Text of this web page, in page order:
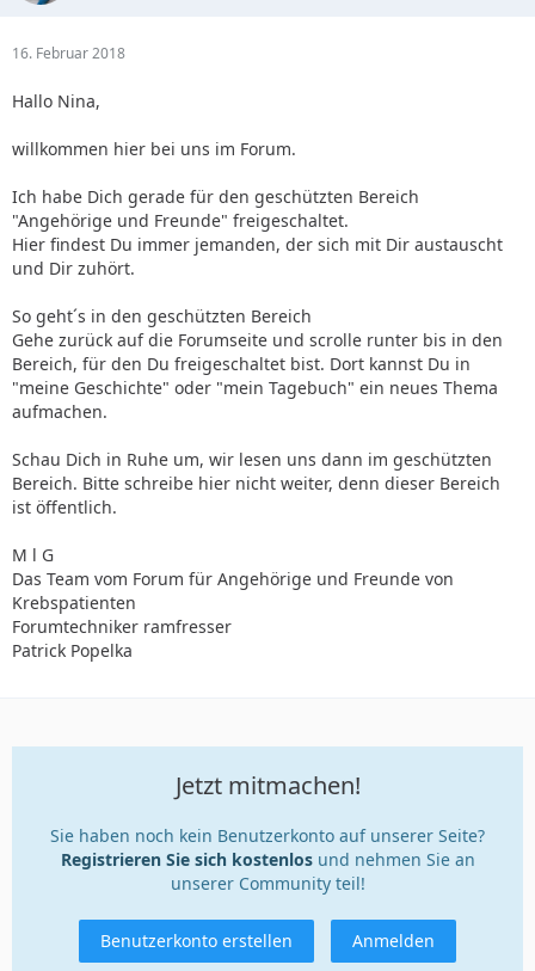
16. Februar 2018
Hallo Nina,
willkommen hier bei uns im Forum.
Ich habe Dich gerade für den geschützten Bereich
"Angehörige und Freunde" freigeschaltet.
Hier findest Du immer jemanden, der sich mit Dir austauscht
und Dir zuhört.
So geht´s in den geschützten Bereich
Gehe zurück auf die Forumseite und scrolle runter bis in den
Bereich, für den Du freigeschaltet bist. Dort kannst Du in
"meine Geschichte" oder "mein Tagebuch" ein neues Thema
aufmachen.
Schau Dich in Ruhe um, wir lesen uns dann im geschützten
Bereich. Bitte schreibe hier nicht weiter, denn dieser Bereich
ist öffentlich.
M l G
Das Team vom Forum für Angehörige und Freunde von
Krebspatienten
Forumtechniker ramfresser
Patrick Popelka
Jetzt mitmachen!
Sie haben noch kein Benutzerkonto auf unserer Seite?
Registrieren Sie sich kostenlosund nehmen Sie an
unserer Community teil!
Benutzerkonto erstellen Anmelden